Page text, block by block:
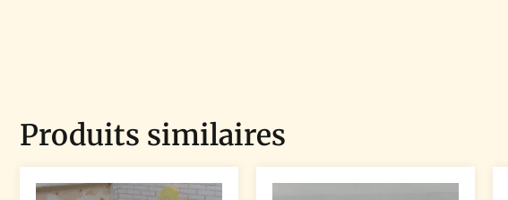
Produits similaires